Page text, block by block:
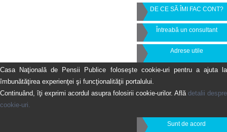
DE CE SĂ ÎMI FAC CONT?
Întreabă un consultant
Adrese utile
Casa Naţională de Pensii Publice foloseşte cookie-uri pentru a ajuta la
îmbunătăţirea experienţei şi funcţionalităţii portalului.
Continuând, îţi exprimi acordul asupra folosirii cookie-urilor. Află detalii despre
cookie-uri.
Sunt de acord